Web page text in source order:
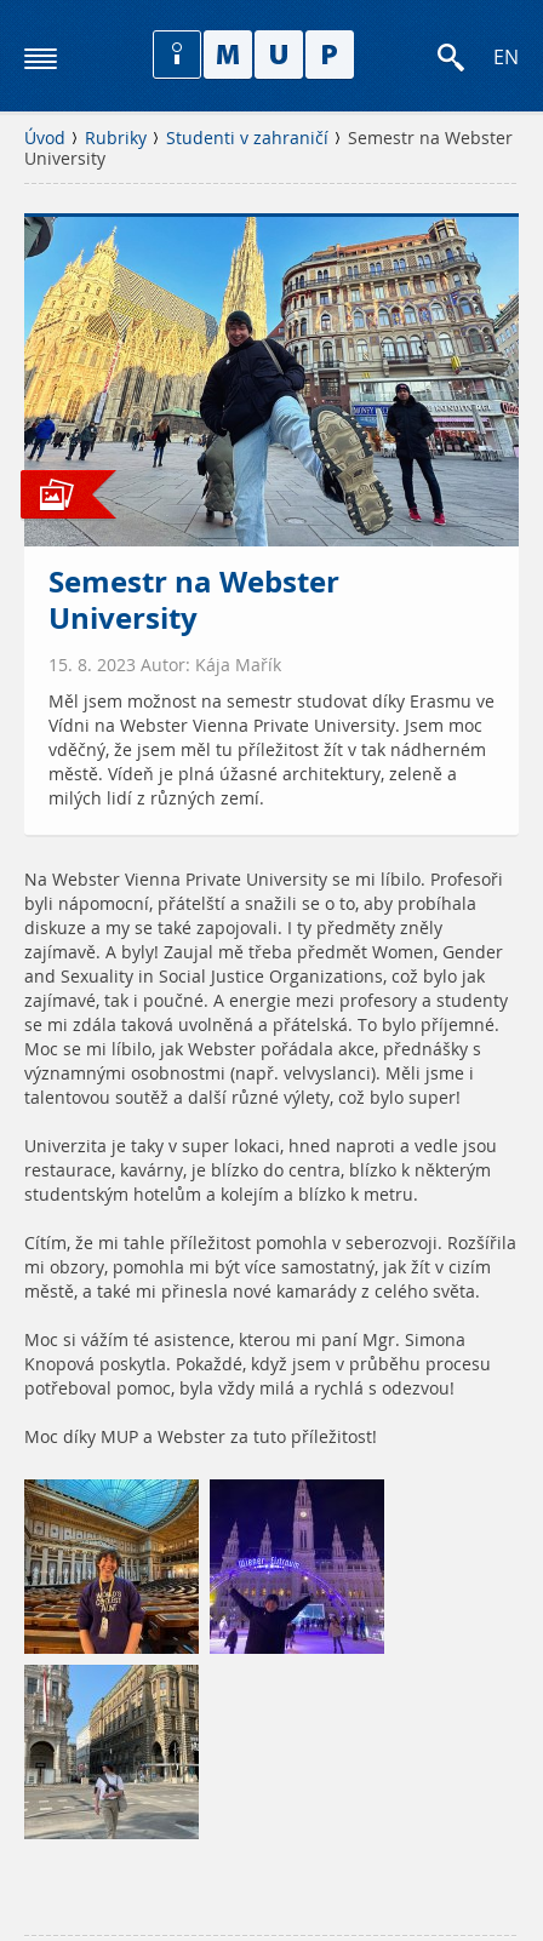
EN
Úvod Rubriky Studenti v zahraničí
Semestr na Webster
University
Semestr na Webster
University
15. 8. 2023 Autor: Kája Mařík
Měl jsem možnost na semestr studovat díky Erasmu ve
Vídni na Webster Vienna Private University. Jsem moc
vděčný, že jsem měl tu příležitost žít v tak nádherném
městě. Vídeň je plná úžasné architektury, zeleně a
milých lidí z různých zemí.
Na Webster Vienna Private University se mi líbilo. Profesoři
byli nápomocní, přátelští a snažili se o to, aby probíhala
diskuze a my se také zapojovali. I ty předměty zněly
zajímavě. A byly! Zaujal mě třeba předmět Women, Gender
and Sexuality in Social Justice Organizations, což bylo jak
zajímavé, tak i poučné. A energie mezi profesory a studenty
se mi zdála taková uvolněná a přátelská. To bylo příjemné.
Moc se mi líbilo, jak Webster pořádala akce, přednášky s
významnými osobnostmi (např. velvyslanci). Měli jsme i
talentovou soutěž a další různé výlety, což bylo super!
Univerzita je taky v super lokaci, hned naproti a vedle jsou
restaurace, kavárny, je blízko do centra, blízko k některým
studentským hotelům a kolejím a blízko k metru.
Cítím, že mi tahle příležitost pomohla v seberozvoji. Rozšířila
mi obzory, pomohla mi být více samostatný, jak žít v cizím
městě, a také mi přinesla nové kamarády z celého světa.
Moc si vážím té asistence, kterou mi paní Mgr. Simona
Knopová poskytla. Pokaždé, když jsem v průběhu procesu
potřeboval pomoc, byla vždy milá a rychlá s odezvou!
Moc díky MUP a Webster za tuto příležitost!